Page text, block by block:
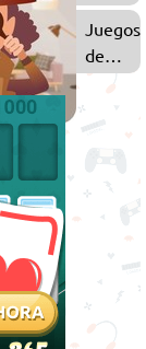
Hadas
Juegos
de